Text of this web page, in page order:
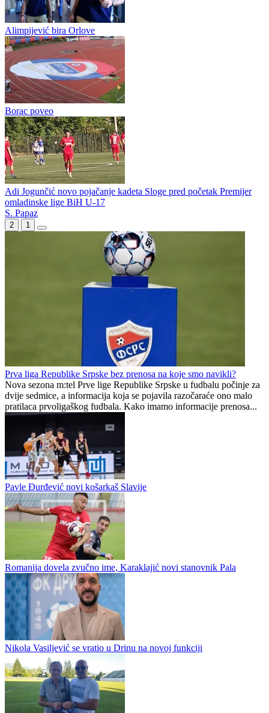
Puzigaća protiv očekivanja većine: Inat i ponos su u karakteru
čovjeka
Borac propustio priliku da zatrpa mrežu gostiju
Adi Jogunčić novo pojačanje kadeta Sloge pred početak Premijer
omladinske lige BiH U-17
1
Prva liga Republike Srpske bez prenosa na koje smo navikli?
Nova sezona m:tel Prve lige Republike Srpske u fudbalu počinje za
dvije sedmice, a informacija koja se pojavila razočaraće ono malo
pratilaca prvoligaškog fudbala. Kako imamo informacije prenosa...
Pavle Đurđević novi košarkaš Slavije